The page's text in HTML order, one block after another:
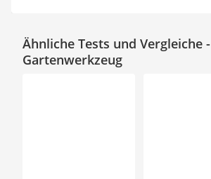
Ähnliche Tests und Vergleiche -
Gartenwerkzeug